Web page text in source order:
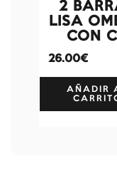
2
LISA
CON
26.00€
AÑADIR